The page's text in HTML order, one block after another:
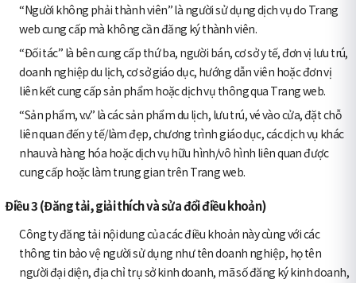
“Người không phải thành viên” là người sử dụng dịch vụ do Trang
web cung cấp mà không cần đăng ký thành viên.
“Đối tác” là bên cung cấp thứ ba, người bán, cơ sở y tế, đơn vị lưu trú,
doanh nghiệp du lịch, cơ sở giáo dục, hướng dẫn viên hoặc đơn vị
liên kết cung cấp sản phẩm hoặc dịch vụ thông qua Trang web.
“Sản phẩm, v.v.” là các sản phẩm du lịch, lưu trú, vé vào cửa, đặt chỗ
liên quan đến y tế/làm đẹp, chương trình giáo dục, các dịch vụ khác
nhau và hàng hóa hoặc dịch vụ hữu hình/vô hình liên quan được
cung cấp hoặc làm trung gian trên Trang web.
Điều 3 (Đăng tải, giải thích và sửa đổi điều khoản)
Công ty đăng tải nội dung của các điều khoản này cùng với các
thông tin bảo vệ người sử dụng như tên doanh nghiệp, họ tên
người đại diện, địa chỉ trụ sở kinh doanh, mã số đăng ký kinh doanh,